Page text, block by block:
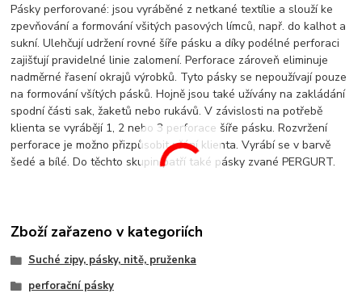
Pásky perforované: jsou vyráběné z netkané textílie a slouží ke
zpevňování a formování všitých pasových límců, např. do kalhot a
sukní. Ulehčují udržení rovné šíře pásku a díky podélné perforaci
zajišťují pravidelné linie zalomení. Perforace zároveň eliminuje
nadměrné řasení okrajů výrobků. Tyto pásky se nepoužívají pouze
na formování všítých pásků. Hojně jsou také užívány na zakládání
spodní části sak, žaketů nebo rukávů. V závislosti na potřebě
klienta se vyrábějí 1, 2 nebo 3 perforace šíře pásku. Rozvržení
perforace je možno přizpůsobit přání klienta. Vyrábí se v barvě
šedé a bílé. Do těchto skupin patří také pásky zvané PERGURT.
Zboží zařazeno v kategoriích
Suché zipy, pásky, nitě, pruženka
perforační pásky